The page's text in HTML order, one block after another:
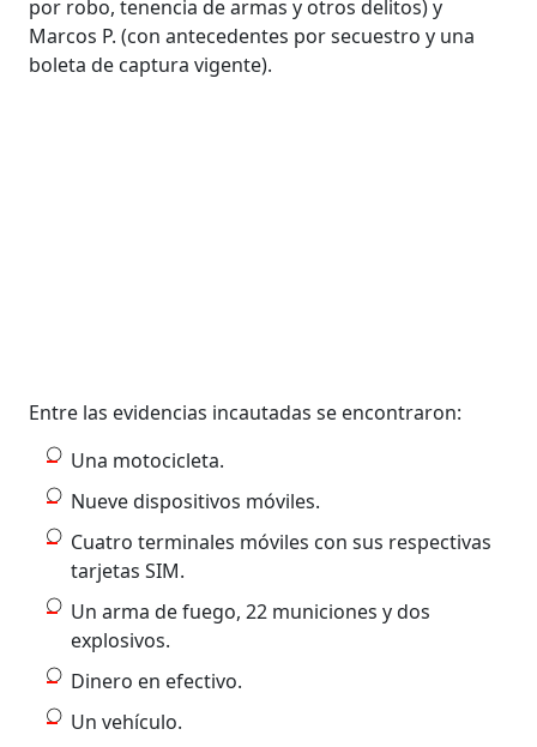
por robo, tenencia de armas y otros delitos) y
Marcos P. (con antecedentes por secuestro y una
boleta de captura vigente).
Entre las evidencias incautadas se encontraron:
Una motocicleta.
Nueve dispositivos móviles.
Cuatro terminales móviles con sus respectivas
tarjetas SIM.
Un arma de fuego, 22 municiones y dos
explosivos.
Dinero en efectivo.
Un vehículo.